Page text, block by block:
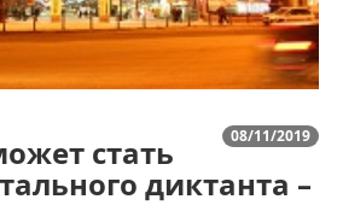
08/11/2019
стать
диктанта –